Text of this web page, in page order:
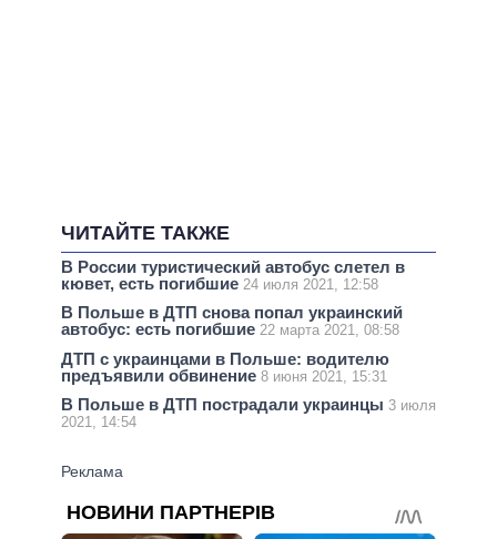
ЧИТАЙТЕ ТАКЖЕ
В России туристический автобус слетел в
кювет, есть погибшие 24 июля 2021, 12:58
В Польше в ДТП снова попал украинский
автобус: есть погибшие 22 марта 2021, 08:58
ДТП с украинцами в Польше: водителю
предъявили обвинение 8 июня 2021, 15:31
В Польше в ДТП пострадали украинцы 3 июля
2021, 14:54